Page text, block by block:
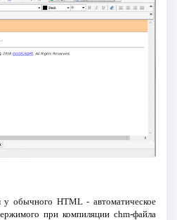
обычного HTML - автоматическое
при компиляции chm-файла